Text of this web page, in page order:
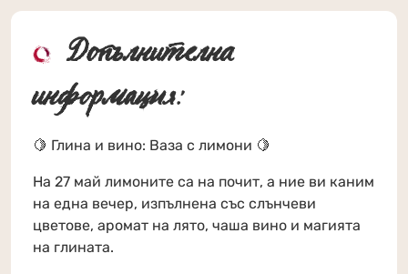
Допълнителна
информация:
🍋 Глина и вино: Ваза с лимони 🍋
На 27 май лимоните са на почит, а ние ви каним
на една вечер, изпълнена със слънчеви
цветове, аромат на лято, чаша вино и магията
на глината.